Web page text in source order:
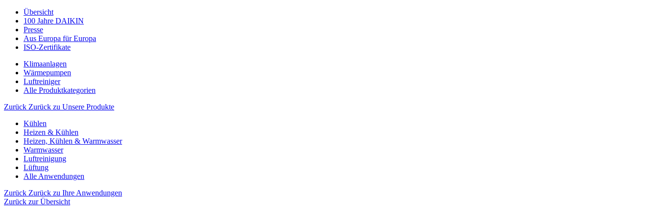
Übersicht
100 Jahre DAIKIN
Presse
Aus Europa für Europa
ISO-Zertifikate
Klimaanlagen
Wärmepumpen
Luftreiniger
Alle Produktkategorien
Zurück Zurück zu Unsere Produkte
Kühlen
Heizen & Kühlen
Heizen, Kühlen & Warmwasser
Warmwasser
Luftreinigung
Lüftung
Alle Anwendungen
Zurück Zurück zu Ihre Anwendungen
Zurück zur Übersicht